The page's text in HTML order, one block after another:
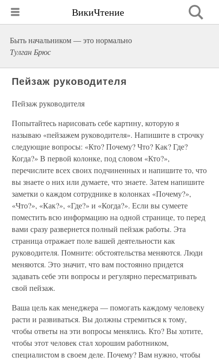
ВикиЧтение
Быть начальником — это нормально
Тулган Брюс
Пейзаж руководителя
Пейзаж руководителя
Попытайтесь нарисовать себе картину, которую я
называю «пейзажем руководителя». Напишите в строчку
следующие вопросы: «Кто? Почему? Что? Как? Где?
Когда?» В первой колонке, под словом «Кто?»,
перечислите всех своих подчиненных и напишите то, что
вы знаете о них или думаете, что знаете. Затем напишите
заметки о каждом сотруднике в колонках «Почему?»,
«Что?», «Как?», «Где?» и «Когда?». Если вы сумеете
поместить всю информацию на одной странице, то перед
вами сразу развернется полный пейзаж работы. Эта
страница отражает поле вашей деятельности как
руководителя. Помните: обстоятельства меняются. Люди
меняются. Это значит, что вам постоянно придется
задавать себе эти вопросы и регулярно пересматривать
свой пейзаж.
Ваша цель как менеджера — помогать каждому человеку
расти и развиваться. Вы должны стремиться к тому,
чтобы ответы на эти вопросы менялись. Кто? Вы хотите,
чтобы этот человек стал хорошим работником,
специалистом в своем деле. Почему? Вам нужно, чтобы